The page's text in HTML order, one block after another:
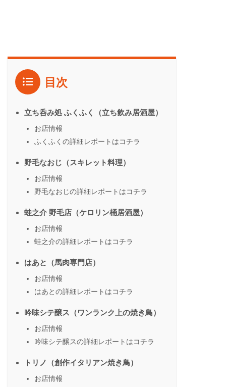
目次
立ち呑み処 ふくふく（立ち飲み居酒屋）
お店情報
ふくふくの詳細レポートはコチラ
野毛なおじ（スキレット料理）
お店情報
野毛なおじの詳細レポートはコチラ
蛙之介 野毛店（ケロリン桶居酒屋）
お店情報
蛙之介の詳細レポートはコチラ
はあと（馬肉専門店）
お店情報
はあとの詳細レポートはコチラ
吟味シテ醸ス（ワンランク上の焼き鳥）
お店情報
吟味シテ醸スの詳細レポートはコチラ
トリノ（創作イタリアン焼き鳥）
お店情報